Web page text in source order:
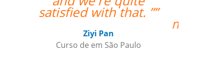
looking forward to
more classes with her.
””